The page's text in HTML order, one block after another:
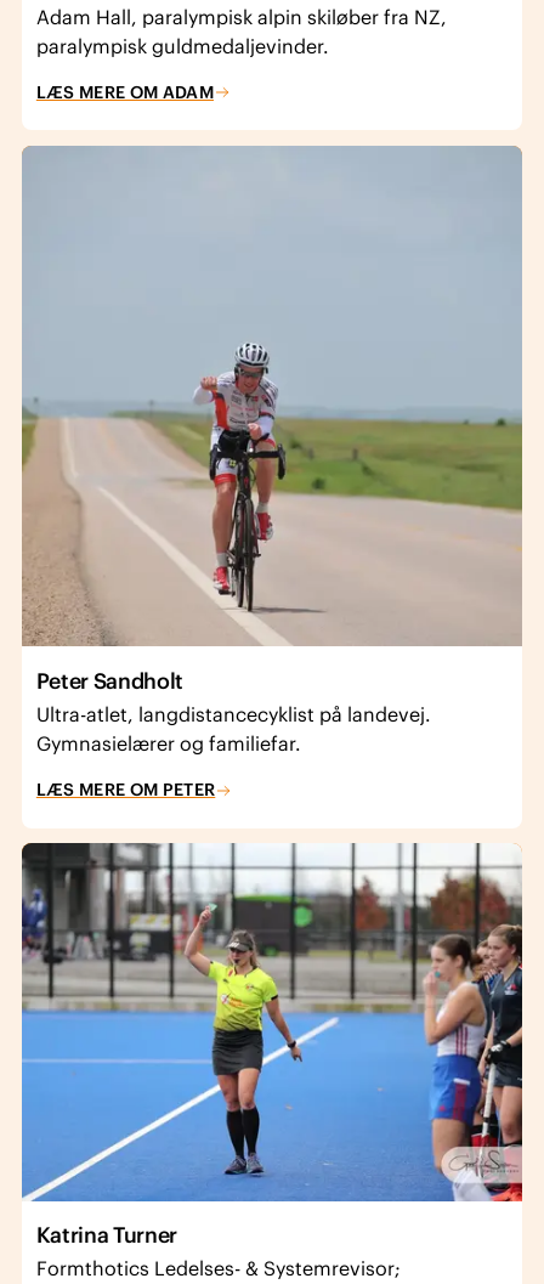
Adam Hall, paralympisk alpin skiløber fra NZ,
paralympisk guldmedaljevinder.
LÆS MERE OM ADAM
Peter Sandholt
Ultra-atlet, langdistancecyklist på landevej.
Gymnasielærer og familiefar.
LÆS MERE OM PETER
Katrina Turner
Formthotics Ledelses- & Systemrevisor;